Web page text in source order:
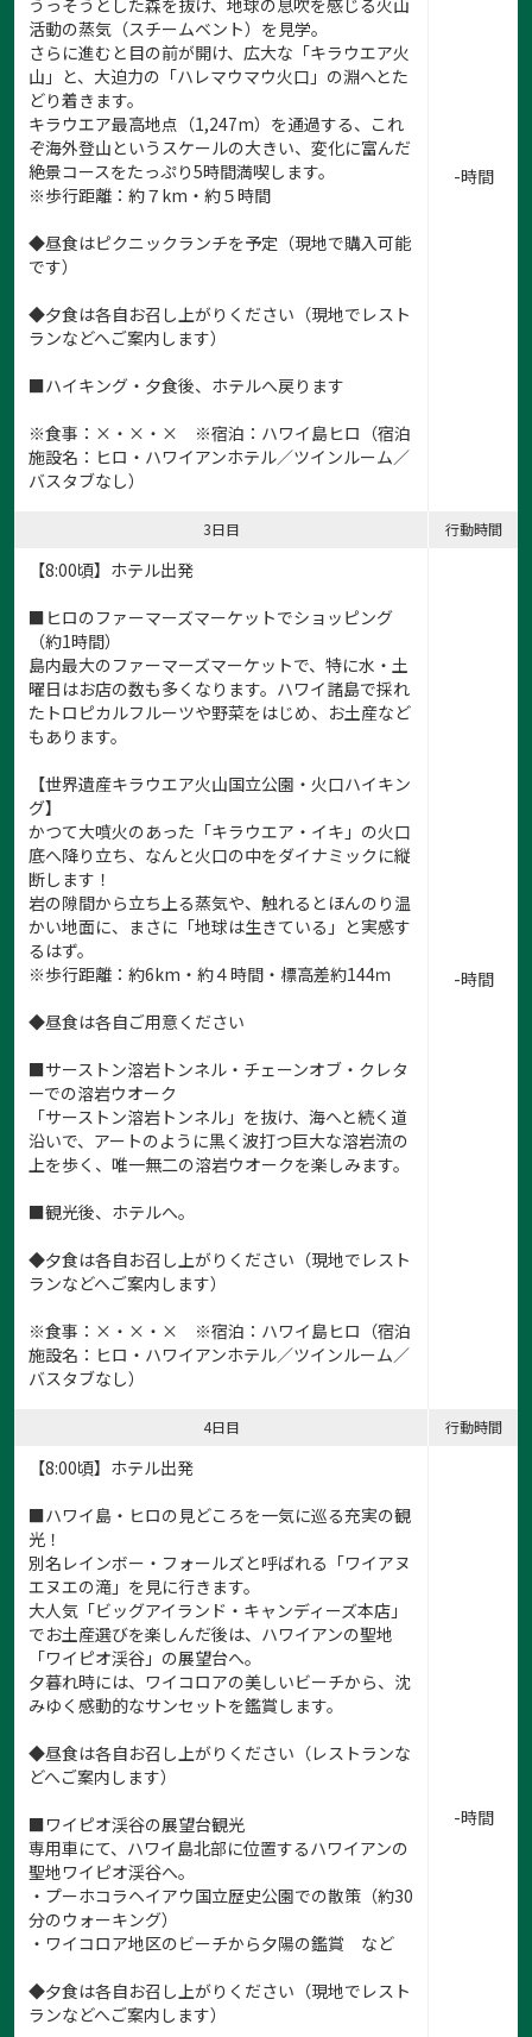
活動の蒸気（スチームベント）を見学。
さらに進むと目の前が開け、広大な「キラウエア火
山」と、大迫力の「ハレマウマウ火口」の淵へとた
どり着きます。
キラウエア最高地点（1,247m）を通過する、これ
ぞ海外登山というスケールの大きい、変化に富んだ
絶景コースをたっぷり5時間満喫します。
※歩行距離：約７km・約５時間
◆昼食はピクニックランチを予定（現地で購入可能
です）
◆夕食は各自お召し上がりください（現地でレスト
ランなどへご案内します）
■ハイキング・夕食後、ホテルへ戻ります
※食事：×・×・× ※宿泊：ハワイ島ヒロ（宿泊
施設名：ヒロ・ハワイアンホテル／ツインルーム／
バスタブなし）
-時間
3日目 行動時間
【8:00頃】ホテル出発
■ヒロのファーマーズマーケットでショッピング
（約1時間）
島内最大のファーマーズマーケットで、特に水・土
曜日はお店の数も多くなります。ハワイ諸島で採れ
たトロピカルフルーツや野菜をはじめ、お土産など
もあります。
【世界遺産キラウエア火山国立公園・火口ハイキン
グ】
かつて大噴火のあった「キラウエア・イキ」の火口
底へ降り立ち、なんと火口の中をダイナミックに縦
断します！
岩の隙間から立ち上る蒸気や、触れるとほんのり温
かい地面に、まさに「地球は生きている」と実感す
るはず。
※歩行距離：約6km・約４時間・標高差約144ｍ
◆昼食は各自ご用意ください
■サーストン溶岩トンネル・チェーンオブ・クレタ
ーでの溶岩ウオーク
「サーストン溶岩トンネル」を抜け、海へと続く道
沿いで、アートのように黒く波打つ巨大な溶岩流の
上を歩く、唯一無二の溶岩ウオークを楽しみます。
■観光後、ホテルへ。
◆夕食は各自お召し上がりください（現地でレスト
ランなどへご案内します）
※食事：×・×・× ※宿泊：ハワイ島ヒロ（宿泊
施設名：ヒロ・ハワイアンホテル／ツインルーム／
バスタブなし）
-時間
4日目 行動時間
【8:00頃】ホテル出発
■ハワイ島・ヒロの見どころを一気に巡る充実の観
光！
別名レインボー・フォールズと呼ばれる「ワイアヌ
エヌエの滝」を見に行きます。
大人気「ビッグアイランド・キャンディーズ本店」
でお土産選びを楽しんだ後は、ハワイアンの聖地
「ワイピオ渓谷」の展望台へ。
夕暮れ時には、ワイコロアの美しいビーチから、沈
みゆく感動的なサンセットを鑑賞します。
◆昼食は各自お召し上がりください（レストランな
どへご案内します）
■ワイピオ渓谷の展望台観光
専用車にて、ハワイ島北部に位置するハワイアンの
聖地ワイピオ渓谷へ。
・プーホコラヘイアウ国立歴史公園での散策（約30
分のウォーキング）
・ワイコロア地区のビーチから夕陽の鑑賞 など
◆夕食は各自お召し上がりください（現地でレスト
ランなどへご案内します）
-時間
1: